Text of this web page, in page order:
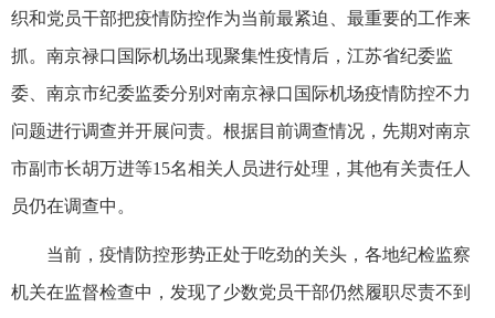
织和党员干部把疫情防控作为当前最紧迫、最重要的工作来
抓。南京禄口国际机场出现聚集性疫情后，江苏省纪委监
委、南京市纪委监委分别对南京禄口国际机场疫情防控不力
问题进行调查并开展问责。根据目前调查情况，先期对南京
市副市长胡万进等15名相关人员进行处理，其他有关责任人
员仍在调查中。
当前，疫情防控形势正处于吃劲的关头，各地纪检监察
机关在监督检查中，发现了少数党员干部仍然履职尽责不到